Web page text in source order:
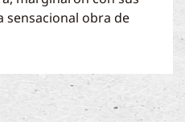
sensacional obra de